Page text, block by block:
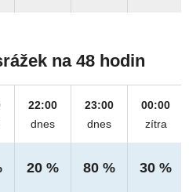
na 48 hodin
22:00
dnes
20 %
23:00
dnes
80 %
00:00
zítra
30 %